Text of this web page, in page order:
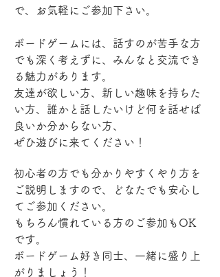
で、お気軽にご参加下さい。
ボードゲームには、話すのが苦手な方
でも深く考えずに、みんなと交流でき
る魅力があります。
友達が欲しい方、新しい趣味を持ちた
い方、誰かと話したいけど何を話せば
良いか分からない方、
ぜひ遊びに来てください！
初心者の方でも分かりやすくやり方を
ご説明しますので、どなたでも安心し
てご参加ください。
もちろん慣れている方のご参加もOK
です。
ボードゲーム好き同士、一緒に盛り上
がりましょう！